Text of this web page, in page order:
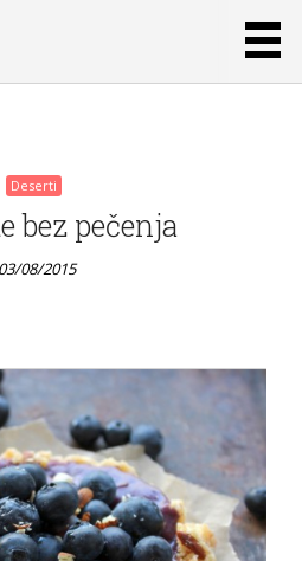
Deserti
Galette s
ribizlom i
Deserti
bez pečenja
03/08/2015